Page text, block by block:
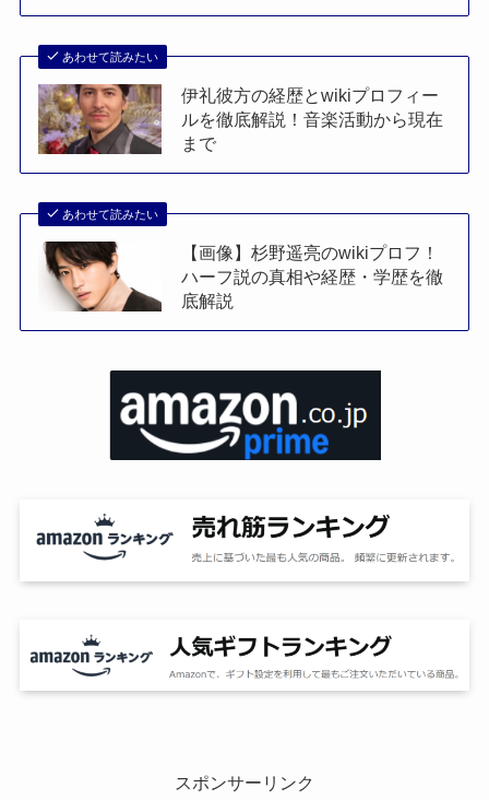
あわせて読みたい
伊礼彼方の経歴とwikiプロフィー
ルを徹底解説！音楽活動から現在
まで
あわせて読みたい
【画像】杉野遥亮のwikiプロフ！
ハーフ説の真相や経歴・学歴を徹
底解説
スポンサーリンク